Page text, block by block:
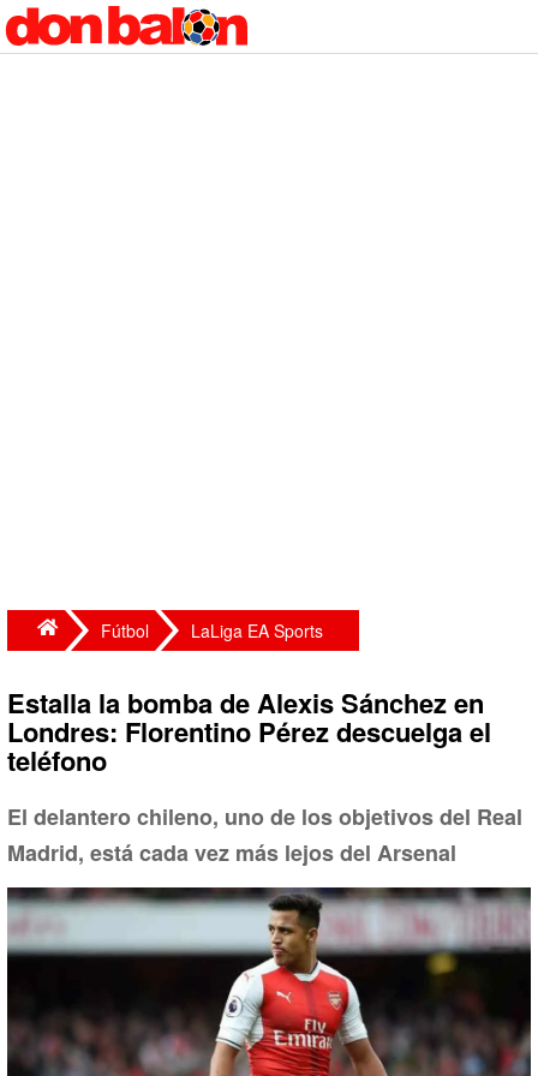
Fútbol LaLiga EA Sports
Estalla la bomba de Alexis Sánchez en
Londres: Florentino Pérez descuelga el
teléfono
El delantero chileno, uno de los objetivos del Real
Madrid, está cada vez más lejos del Arsenal